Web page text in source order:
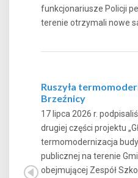
funkcjonariusze Policji
terenie otrzymali
Ruszyła
Brzeźnicy
17 lipca 2026 r.
drugiej części projektu
termomodernizacja
publicznej na terenie
obejmującej Zespół